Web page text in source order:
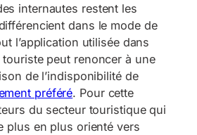
internautes restent les
dans le mode de
l’application utilisée dans
peut renoncer à une
de l’indisponibilité de
préféré. Pour cette
du secteur touristique qui
plus en plus orienté vers